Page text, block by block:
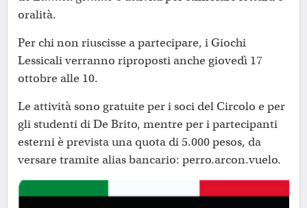
oralità.
Per chi non riuscisse a partecipare, i Giochi
Lessicali verranno riproposti anche giovedì 17
ottobre alle 10.
Le attività sono gratuite per i soci del Circolo e per
gli studenti di De Brito, mentre per i partecipanti
esterni è prevista una quota di 5.000 pesos, da
versare tramite alias bancario: perro.arcon.vuelo.